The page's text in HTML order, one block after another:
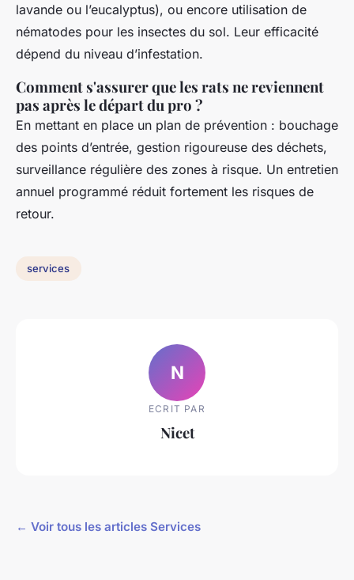
lavande ou l’eucalyptus), ou encore utilisation de
nématodes pour les insectes du sol. Leur efficacité
dépend du niveau d’infestation.
Comment s'assurer que les rats ne reviennent
pas après le départ du pro ?
En mettant en place un plan de prévention : bouchage
des points d’entrée, gestion rigoureuse des déchets,
surveillance régulière des zones à risque. Un entretien
annuel programmé réduit fortement les risques de
retour.
services
N
ECRIT PAR
Nicet
← Voir tous les articles Services